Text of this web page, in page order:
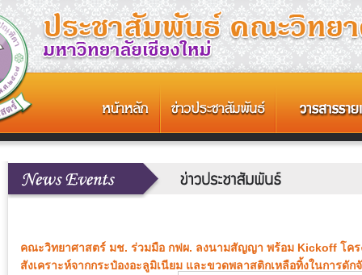
คณะวิทยาศาสตร์ มช. ร่วมมือ กฟผ. ลงนามสัญญา พร้อม Kickoff โคร
สังเคราะห์จากกระป๋องอะลูมิเนียม และขวดพลาสติกเหลือทิ้งในการดั